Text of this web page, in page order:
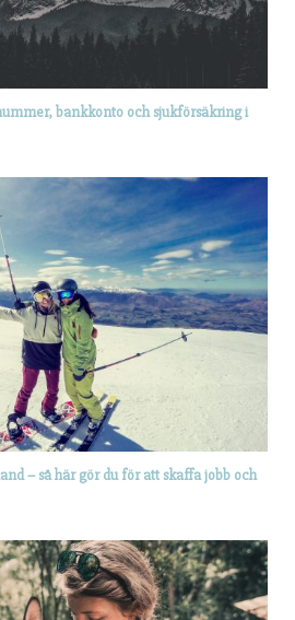
bankkonto och sjukförsäkring i
– så här gör du för att skaffa jobb och